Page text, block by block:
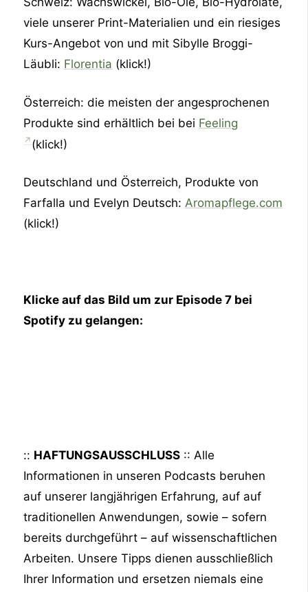
viele unserer Print-Materialien und ein riesiges
Kurs-Angebot von und mit Sibylle Broggi-
Läubli: Florentia (klick!)
Österreich: die meisten der angesprochenen
Produkte sind erhältlich bei bei Feeling
(klick!)
Deutschland und Österreich, Produkte von
Farfalla und Evelyn Deutsch: Aromapflege.com
(klick!)
Klicke auf das Bild um zur Episode 7 bei
Spotify zu gelangen:
:: HAFTUNGSAUSSCHLUSS :: Alle
Informationen in unseren Podcasts beruhen
auf unserer langjährigen Erfahrung, auf auf
traditionellen Anwendungen, sowie – sofern
bereits durchgeführt – auf wissenschaftlichen
Arbeiten. Unsere Tipps dienen ausschließlich
Ihrer Information und ersetzen niemals eine